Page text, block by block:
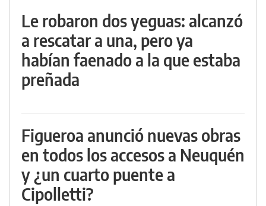
Le robaron dos yeguas: alcanzó
a rescatar a una, pero ya
habían faenado a la que estaba
preñada
Figueroa anunció nuevas obras
en todos los accesos a Neuquén
y ¿un cuarto puente a
Cipolletti?